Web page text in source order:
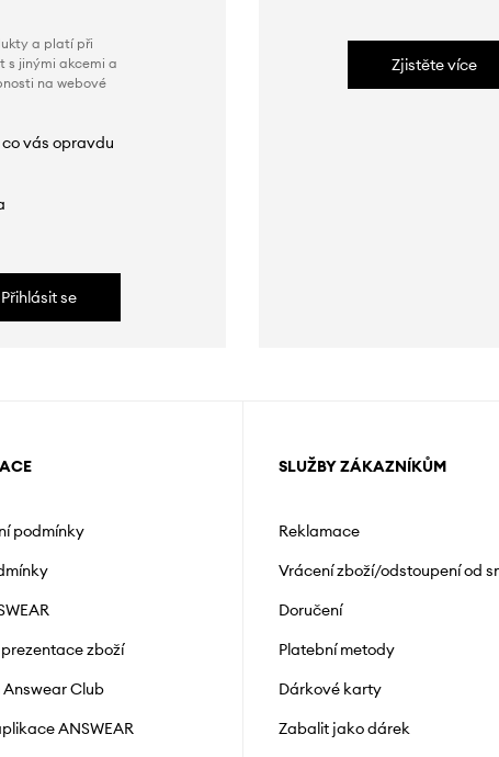
a platí při
s jinými akcemi a
na webové
vás opravdu
Přihlásit se
Zjistěte více
podmínky
zboží
Answear Club
ANSWEAR
SLUŽBY ZÁKAZNÍKŮM
Reklamace
Vrácení zboží/odstoupení od
Doručení
Platební metody
Dárkové karty
Zabalit jako dárek